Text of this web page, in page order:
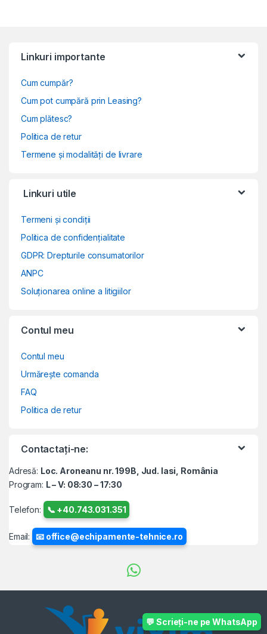
💬 Scrieți-ne pe WhatsApp
Linkuri importante
Cum cumpăr?
Cum pot cumpără prin Leasing?
Cum plătesc?
Politica de retur
Termene și modalități de livrare
Linkuri utile
Termeni și condiții
Politica de confidențialitate
GDPR: Drepturile consumatorilor
ANPC
Soluționarea online a litigiilor
Contul meu
Contul meu
Urmărește comanda
FAQ
Politica de retur
Contactați-ne:
Adresă: Loc. Aroneanu nr. 199B, Jud. Iasi, România
Program: L – V: 08:30 – 17:30
Telefon: 📞 +40.743.031.351
Email: 📧 office@echipamente-tehnice.ro